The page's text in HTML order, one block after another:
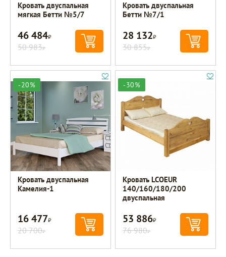
Кровать двуспальная
мягкая Бетти №5/7
46 484Р
50 983Р
Кровать двуспальная
Бетти №7/1
28 132Р
30 855Р
-20%
Кровать двуспальная
Камелия-1
16 477Р
20 700Р
-30%
Кровать LCOEUR
140/160/180/200
двуспальная
53 886Р
76 980Р